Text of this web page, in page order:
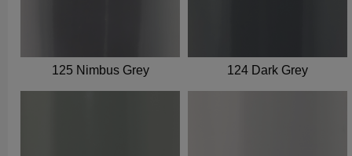
125 Nimbus Grey 124 Dark Grey